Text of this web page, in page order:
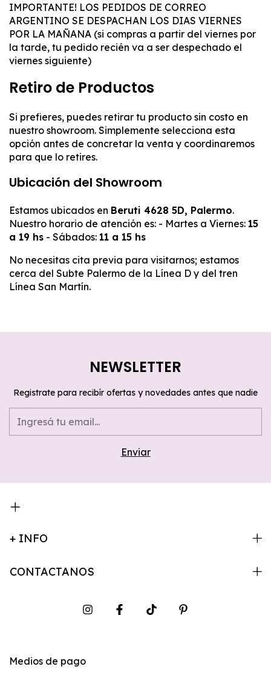
IMPORTANTE! LOS PEDIDOS DE CORREO
ARGENTINO SE DESPACHAN LOS DIAS VIERNES
POR LA MAÑANA (si compras a partir del viernes por
la tarde, tu pedido recién va a ser despechado el
viernes siguiente)
Retiro de Productos
Si prefieres, puedes retirar tu producto sin costo en
nuestro showroom. Simplemente selecciona esta
opción antes de concretar la venta y coordinaremos
para que lo retires.
Ubicación del Showroom
Estamos ubicados en Beruti 4628 5D, Palermo.
Nuestro horario de atención es: - Martes a Viernes: 15
a 19 hs - Sábados: 11 a 15 hs
No necesitas cita previa para visitarnos; estamos
cerca del Subte Palermo de la Línea D y del tren
Línea San Martín.
NEWSLETTER
Registrate para recibír ofertas y novedades antes que nadie
+ INFO
CONTACTANOS
Medios de pago